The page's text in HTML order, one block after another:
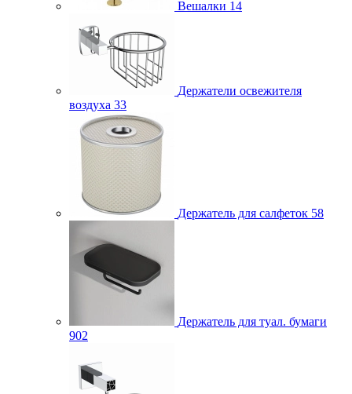
Вешалки 14
Держатели освежителя
воздуха 33
Держатель для салфеток 58
Держатель для туал. бумаги
902